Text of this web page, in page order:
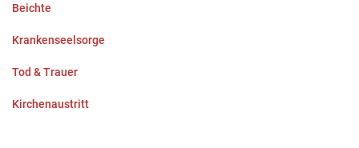
Beichte
Krankenseelsorge
Tod & Trauer
Kirchenaustritt